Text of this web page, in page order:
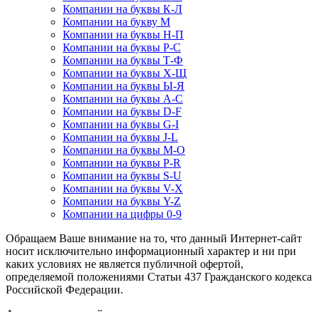
Компании на буквы К-Л
Компании на букву М
Компании на буквы Н-П
Компании на буквы Р-С
Компании на буквы Т-Ф
Компании на буквы Х-Щ
Компании на буквы Ы-Я
Компании на буквы A-C
Компании на буквы D-F
Компании на буквы G-I
Компании на буквы J-L
Компании на буквы M-O
Компании на буквы P-R
Компании на буквы S-U
Компании на буквы V-X
Компании на буквы Y-Z
Компании на цифры 0-9
Обращаем Ваше внимание на то, что данный Интернет-сайт
носит исключительно информационный характер и ни при
каких условиях не является публичной офертой,
определяемой положениями Статьи 437 Гражданского кодекса
Российской Федерации.